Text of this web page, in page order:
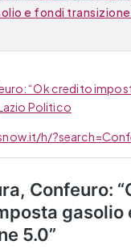
e fondi
“Ok credito
Politico
h/